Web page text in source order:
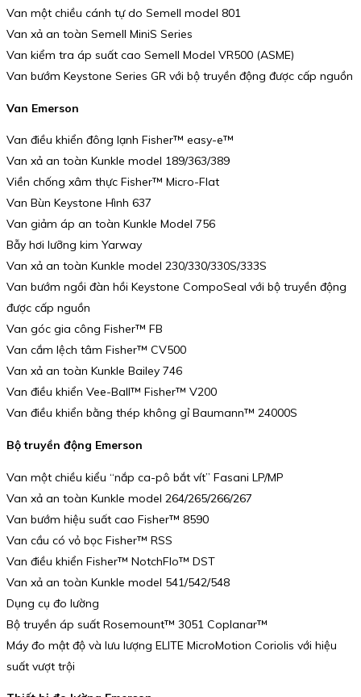
Van một chiều cánh tự do Semell model 801
Van xả an toàn Semell MiniS Series
Van kiểm tra áp suất cao Semell Model VR500 (ASME)
Van bướm Keystone Series GR với bộ truyền động được cấp nguồn
Van Emerson
Van điều khiển đông lạnh Fisher™ easy-e™
Van xả an toàn Kunkle model 189/363/389
Viền chống xâm thực Fisher™ Micro-Flat
Van Bùn Keystone Hình 637
Van giảm áp an toàn Kunkle Model 756
Bẫy hơi lưỡng kim Yarway
Van xả an toàn Kunkle model 230/330/330S/333S
Van bướm ngồi đàn hồi Keystone CompoSeal với bộ truyền động
được cấp nguồn
Van góc gia công Fisher™ FB
Van cắm lệch tâm Fisher™ CV500
Van xả an toàn Kunkle Bailey 746
Van điều khiển Vee-Ball™ Fisher™ V200
Van điều khiển bằng thép không gỉ Baumann™ 24000S
Bộ truyền động Emerson
Van một chiều kiểu “nắp ca-pô bắt vít” Fasani LP/MP
Van xả an toàn Kunkle model 264/265/266/267
Van bướm hiệu suất cao Fisher™ 8590
Van cầu có vỏ bọc Fisher™ RSS
Van điều khiển Fisher™ NotchFlo™ DST
Van xả an toàn Kunkle model 541/542/548
Dụng cụ đo lường
Bộ truyền áp suất Rosemount™ 3051 Coplanar™
Máy đo mật độ và lưu lượng ELITE MicroMotion Coriolis với hiệu
suất vượt trội